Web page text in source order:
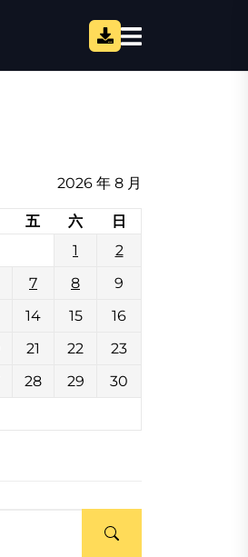
2026 年 8 月
五 六
日
1
2
7 8
9
14 15
16
21 22
23
28 29
30